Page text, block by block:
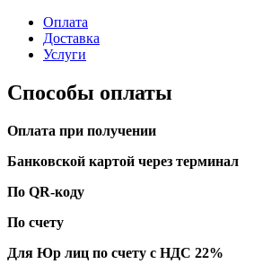
Оплата
Доставка
Услуги
Способы оплаты
Оплата при получении
Банковской картой через терминал
По QR-коду
По счету
Для Юр лиц по счету с НДС 22%